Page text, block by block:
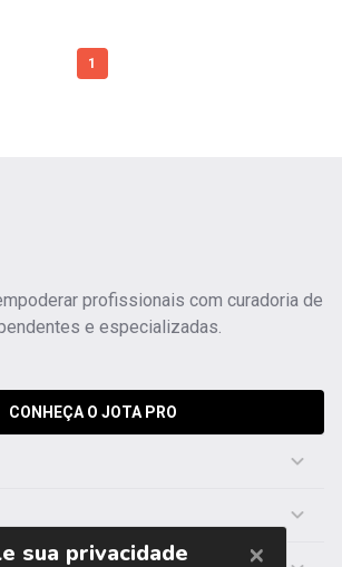
1
profissionais com curadoria de
e especializadas.
CONHEÇA O JOTA PRO